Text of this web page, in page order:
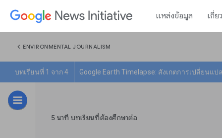
แหล่งข้อมูล เกี่ย
chevron_left ENVIRONMENTAL JOURNALISM
บทเรียนที่ 1 จาก 4 Google Earth Timelapse: สังเกตการเปลี่ยนแป
5 นาที บทเรียนที่ต้องศึกษาต่อ